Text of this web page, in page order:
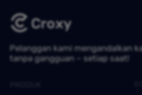
Pelanggan kami mengandalkan
tanpa gangguan – setiap saat!